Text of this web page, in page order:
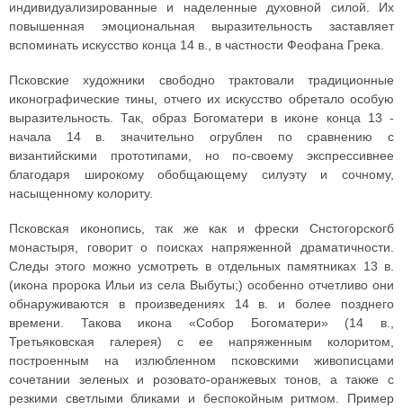
индивидуализированные и наделенные духовной силой. Их
повышенная эмоциональная выразительность заставляет
вспоминать искусство конца 14 в., в частности Феофана Грека.
Псковские художники свободно трактовали традиционные
иконографические тины, отчего их искусство обретало особую
выразительность. Так, образ Богоматери в иконе конца 13 -
начала 14 в. значительно огрублен по сравнению с
византийскими прототипами, но по-своему экспрессивнее
благодаря широкому обобщающему силуэту и сочному,
насыщенному колориту.
Псковская иконопись, так же как и фрески Снстогорскогб
монастыря, говорит о поисках напряженной драматичности.
Следы этого можно усмотреть в отдельных памятниках 13 в.
(икона пророка Ильи из села Выбуты;) особенно отчетливо они
обнаруживаются в произведениях 14 в. и более позднего
времени. Такова икона «Собор Богоматери» (14 в.,
Третьяковская галерея) с ее напряженным колоритом,
построенным на излюбленном псковскими живописцами
сочетании зеленых и розовато-оранжевых тонов, а также с
резкими светлыми бликами и беспокойным ритмом. Пример